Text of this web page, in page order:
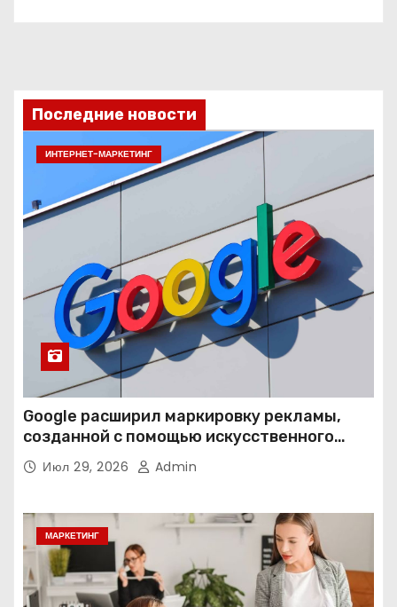
Последние новости
ИНТЕРНЕТ-МАРКЕТИНГ
Google расширил маркировку рекламы,
созданной с помощью искусственного
интеллекта
Июл 29, 2026 Admin
МАРКЕТИНГ